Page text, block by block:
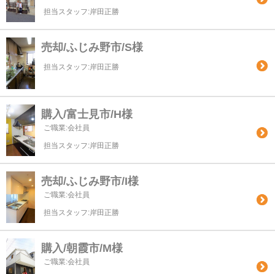
担当スタッフ:岸田正勝
売却/ふじみ野市/S様
担当スタッフ:岸田正勝
購入/富士見市/H様
ご職業:会社員
担当スタッフ:岸田正勝
売却/ふじみ野市/I様
ご職業:会社員
担当スタッフ:岸田正勝
購入/朝霞市/M様
ご職業:会社員